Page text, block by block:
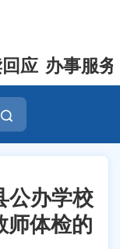
应 办事服务
公办学校
师体检的